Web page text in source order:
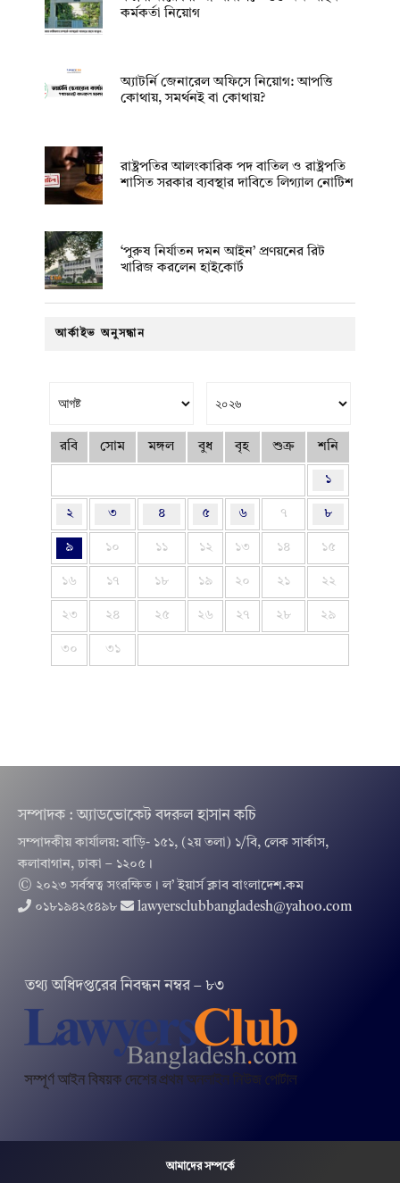
কর্মকর্তা নিয়োগ
অ্যাটর্নি জেনারেল অফিসে নিয়োগ: আপত্তি
কোথায়, সমর্থনই বা কোথায়?
রাষ্ট্রপতির আলংকারিক পদ বাতিল ও রাষ্ট্রপতি
শাসিত সরকার ব্যবস্থার দাবিতে লিগ্যাল নোটিশ
‘পুরুষ নির্যাতন দমন আইন’ প্রণয়নের রিট
খারিজ করলেন হাইকোর্ট
আর্কাইভ অনুসন্ধান
রবি সোম মঙ্গল বুধ বৃহ শুক্র শনি
১
২ ৩ ৪ ৫ ৬ ৭ ৮
৯ ১০ ১১ ১২ ১৩ ১৪ ১৫
১৬ ১৭ ১৮ ১৯ ২০ ২১ ২২
২৩ ২৪ ২৫ ২৬ ২৭ ২৮ ২৯
৩০ ৩১
সম্পাদক : অ্যাডভোকেট বদরুল হাসান কচি
সম্পাদকীয় কার্যালয়: বাড়ি- ১৫১, (২য় তলা) ১/বি, লেক সার্কাস,
কলাবাগান, ঢাকা – ১২০৫।
© ২০২৩ সর্বস্বত্ব সংরক্ষিত । ল’ ইয়ার্স ক্লাব বাংলাদেশ.কম
০১৮১৯৪২৫৪৯৮
lawyersclubbangladesh@yahoo.com
তথ‌্য অ‌ধিদপ্ত‌রের নিবন্ধন নম্বর – ৮৩
আমাদের সম্পর্কে